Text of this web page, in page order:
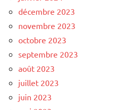
décembre 2023
novembre 2023
octobre 2023
septembre 2023
août 2023
juillet 2023
juin 2023